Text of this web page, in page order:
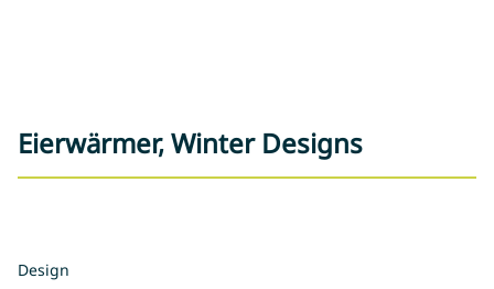
Eierwärmer, Winter Designs
Design